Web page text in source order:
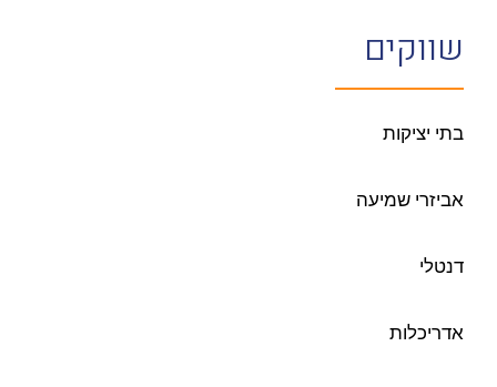
שווקים
בתי יציקות
אביזרי שמיעה
דנטלי
אדריכלות